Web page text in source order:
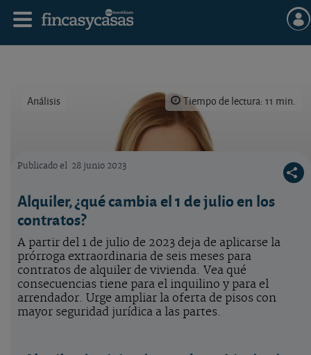
Análisis Tiempo de lectura: 11 min.
Publicado el 28 junio 2023
Alquiler, ¿qué cambia el 1 de julio en los
contratos?
A partir del 1 de julio de 2023 deja de aplicarse la
prórroga extraordinaria de seis meses para
contratos de alquiler de vivienda. Vea qué
consecuencias tiene para el inquilino y para el
arrendador. Urge ampliar la oferta de pisos con
mayor seguridad jurídica a las partes.